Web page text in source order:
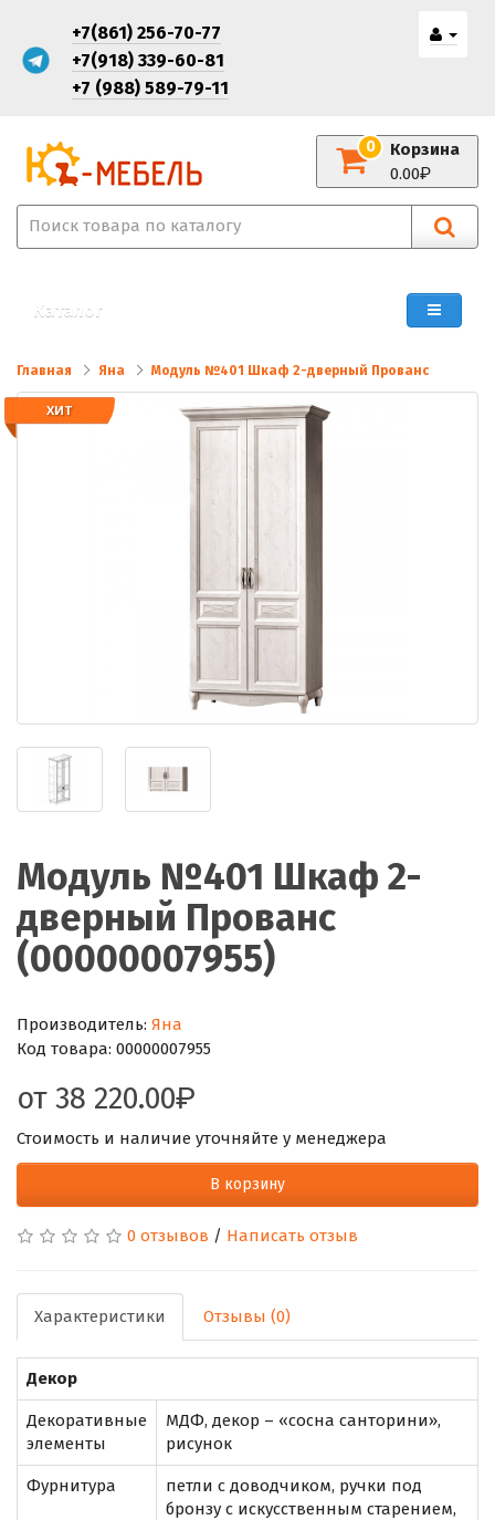
+7(861) 256-70-77
+7(918) 339-60-81
+7 (988) 589-79-11
Корзина
0
0.00
Каталог
Главная Яна Модуль №401 Шкаф 2-дверный Прованс
ХИТ
Модуль №401 Шкаф 2-
дверный Прованс
(00000007955)
Производитель: Яна
Код товара: 00000007955
от 38 220.00
Стоимость и наличие уточняйте у менеджера
В корзину
0 отзывов / Написать отзыв
Характеристики Отзывы (0)
Декор
Декоративные
элементы
МДФ, декор – «сосна санторини»,
рисунок
Фурнитура
петли с доводчиком, ручки под
бронзу с искусственным старением,